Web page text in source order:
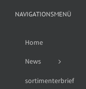
NAVIGATIONSMENÜ
Home
News
sortimenterbrief